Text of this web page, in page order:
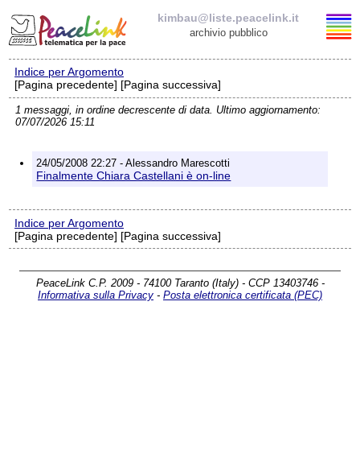
kimbau@liste.peacelink.it
archivio pubblico
Elenco delle liste
kimbau@liste.peacelink.it
Richieste di rimozione
Indice per Argomento
[Pagina precedente] [Pagina successiva]
1 messaggi, in ordine decrescente di data. Ultimo aggiornamento:
07/07/2026 15:11
24/05/2008 22:27 - Alessandro Marescotti
Finalmente Chiara Castellani è on-line
Indice per Argomento
[Pagina precedente] [Pagina successiva]
PeaceLink C.P. 2009 - 74100 Taranto (Italy) - CCP 13403746 -
Informativa sulla Privacy - Posta elettronica certificata (PEC)